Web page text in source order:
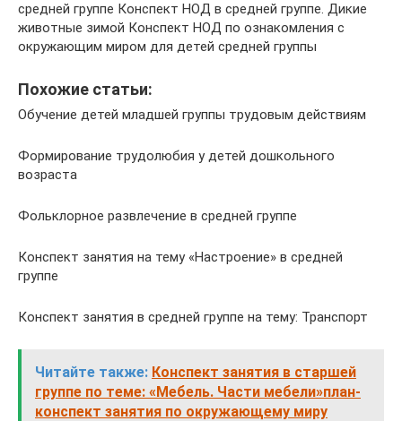
средней группе Конспект НОД в средней группе. Дикие
животные зимой Конспект НОД по ознакомления с
окружающим миром для детей средней группы
Похожие статьи:
Обучение детей младшей группы трудовым действиям
Формирование трудолюбия у детей дошкольного
возраста
Фольклорное развлечение в средней группе
Конспект занятия на тему «Настроение» в средней
группе
Конспект занятия в средней группе на тему: Транспорт
Читайте также: Конспект занятия в старшей
группе по теме: «Мебель. Части мебели»план-
конспект занятия по окружающему миру